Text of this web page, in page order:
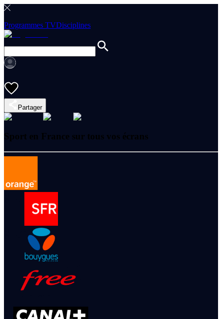
Programmes TVDisciplines
Partager
Sport en France sur tous vos écrans